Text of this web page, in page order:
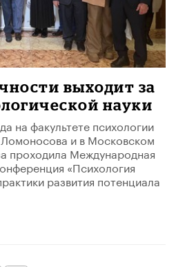
выходит за
науки
на факультете психологии
и в Московском
проходила Международная
«Психология
развития потенциала